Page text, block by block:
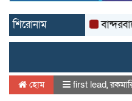
শিরোনাম বান্দরবানে ৩
হোম first lead,